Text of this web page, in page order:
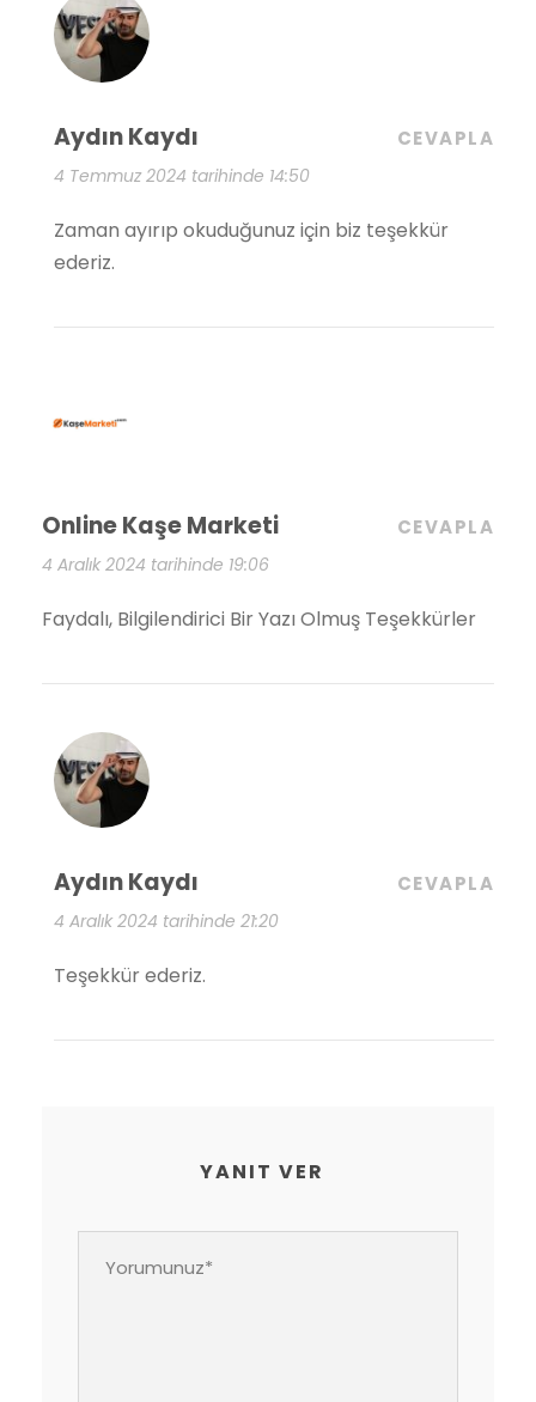
Aydın Kaydı
4 Temmuz 2024 tarihinde 14:50
CEVAPLA
Zaman ayırıp okuduğunuz için biz teşekkür
ederiz.
Online Kaşe Marketi
4 Aralık 2024 tarihinde 19:06
CEVAPLA
Faydalı, Bilgilendirici Bir Yazı Olmuş Teşekkürler
Aydın Kaydı
4 Aralık 2024 tarihinde 21:20
CEVAPLA
Teşekkür ederiz.
YANIT VER